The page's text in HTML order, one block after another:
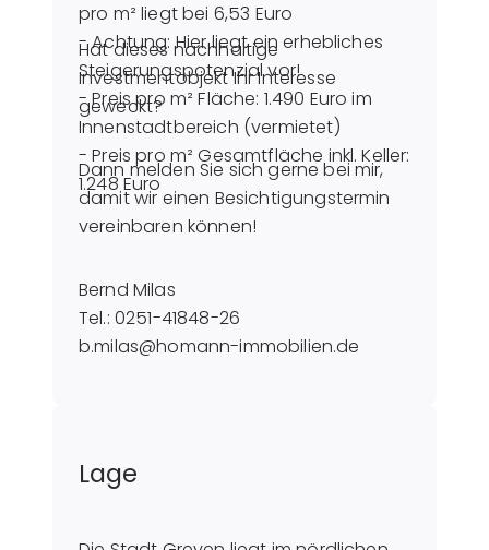
pro m² liegt bei 6,53 Euro
- Achtung: Hier liegt ein erhebliches
Steigerungspotenzial vor!
- Preis pro m² Fläche: 1.490 Euro im
Innenstadtbereich (vermietet)
- Preis pro m² Gesamtfläche inkl. Keller:
1.248 Euro
Hat dieses nachhaltige
Investmentobjekt Ihr Interesse
geweckt?
Dann melden Sie sich gerne bei mir,
damit wir einen Besichtigungstermin
vereinbaren können!
Bernd Milas
Tel.: 0251-41848-26
b.milas@homann-immobilien.de
Lage